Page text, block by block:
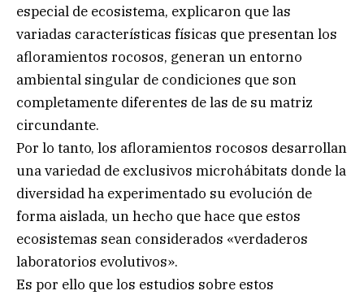
especial de ecosistema, explicaron que las
variadas características físicas que presentan los
afloramientos rocosos, generan un entorno
ambiental singular de condiciones que son
completamente diferentes de las de su matriz
circundante.
Por lo tanto, los afloramientos rocosos desarrollan
una variedad de exclusivos microhábitats donde la
diversidad ha experimentado su evolución de
forma aislada, un hecho que hace que estos
ecosistemas sean considerados «verdaderos
laboratorios evolutivos».
Es por ello que los estudios sobre estos